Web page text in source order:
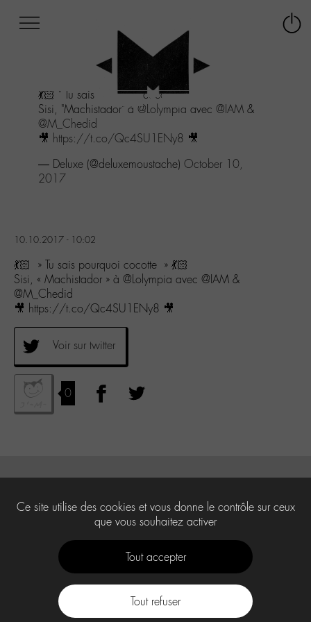
au
menu
Aller
contenu
Aller
💃🏻 " Tu sais pourquoi cocotte " 💃🏻
Sisi, "Machistador" à @Lolympia avec @IAM &
@M_Chedid
🎥 https://t.co/Qc4SU1ENy8 🎥
— Deluxe (@deluxemoustache) October 10,
2017
10.10.2017 - 10:02
💃🏻 » Tu sais pourquoi cocotte » 💃🏻
Sisi, « Machistador » à @Lolympia avec @IAM &
@M_Chedid
🎥 https://t.co/Qc4SU1ENy8 🎥
Voir sur twitter
0
Ce site utilise des cookies et vous donne le contrôle sur ceux
que vous souhaitez activer
Tout accepter
Tout refuser